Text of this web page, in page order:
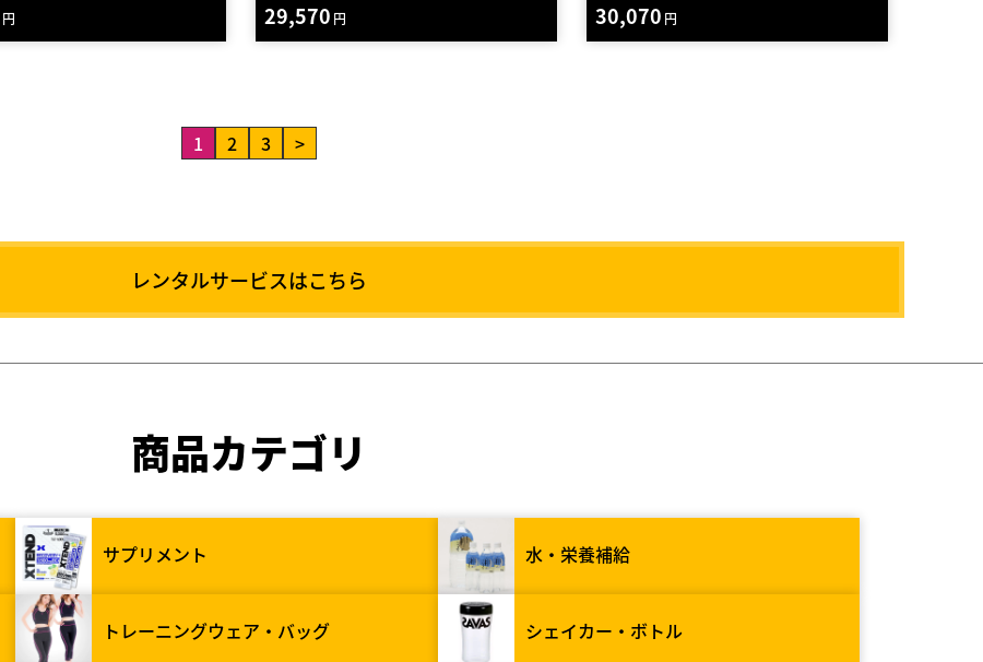
円 29,570 円 30,070 円
1 2 3 >
レンタルサービスはこちら
商品カテゴリ
サプリメント 水・栄養補給
トレーニングウェア・バッグ シェイカー・ボトル